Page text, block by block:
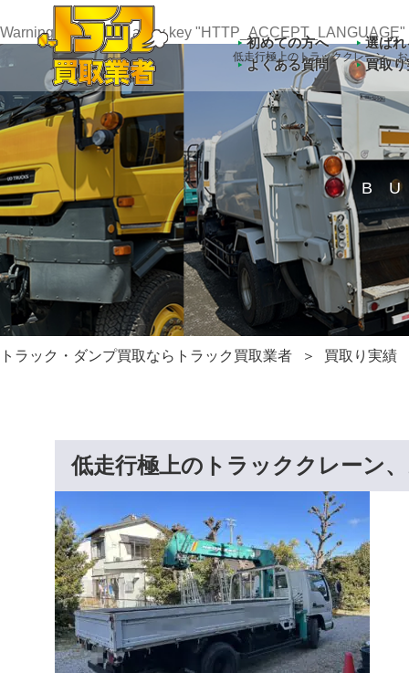
Warning : Undefined array key
低走行極上のトラッククレーン、
初めての方へ
選ば
よくある質問
買取
トラック・ダンプ買取ならトラック買取業者 買取り実績
低走行極上のトラッククレーン